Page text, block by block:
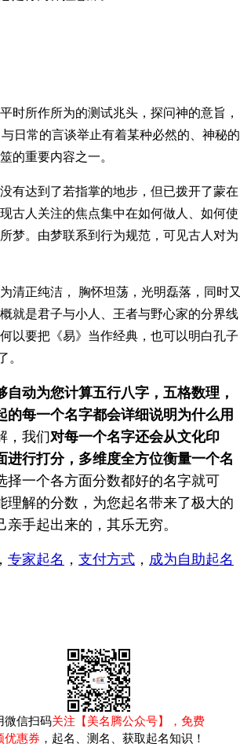
所作所为的测试兆头，探问神的意旨，
日常的言谈举止有着某种必然的、神秘的
的重要内容之一。
达到了若指掌的地步，但已拨开了蒙在
古人关注的焦点集中在如何做人、如何使
梦。由梦联系到行为规范，可见古人对为
正纯洁， 胸怀坦荡，光明磊落，同时又
就是君子与小人、王者与野心家的分界线
以要把《易》当作经典，也可以明白孔子
。
动为您计算五行八字，五格数理，
每一个名字都会详细说明为什么用
，我们对每一个名字还会从文化印
行打分，多维度全方位衡量一个名
择一个各方面分数都好的名字就可
理解的分数，为您起名带来了极大的
手起出来的，其乐无穷。
， 专家起名 ， 支付方式 ， 成为自助起名
微信扫码关注【美名腾公众号】，免费
优惠券 ，起名、测名、获取起名知识！